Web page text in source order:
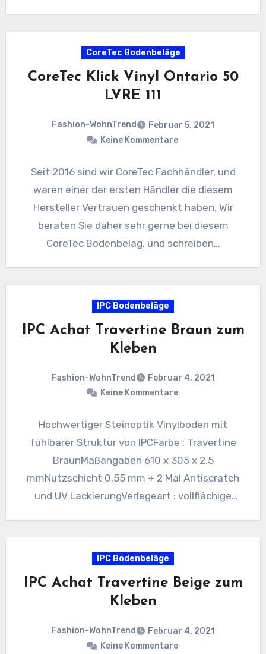
CoreTec Bodenbeläge
CoreTec Klick Vinyl Ontario 50
LVRE 111
Fashion-WohnTrend
Februar 5, 2021
Keine Kommentare
Seit 2016 sind wir CoreTec Fachhändler, und
waren einer der ersten Händler die diesem
Hersteller Vertrauen geschenkt haben. Wir
beraten Sie daher sehr gerne bei diesem
CoreTec Bodenbelag, und schreiben…
IPC Bodenbeläge
IPC Achat Travertine Braun zum
Kleben
Fashion-WohnTrend
Februar 4, 2021
Keine Kommentare
Hochwertiger Steinoptik Vinylboden mit
fühlbarer Struktur von IPCFarbe : Travertine
BraunMaßangaben 610 x 305 x 2,5
mmNutzschicht 0.55 mm + 2 Mal Antiscratch
und UV LackierungVerlegeart : vollflächige
IPC Bodenbeläge
IPC Achat Travertine Beige zum
Kleben
Fashion-WohnTrend
Februar 4, 2021
Keine Kommentare